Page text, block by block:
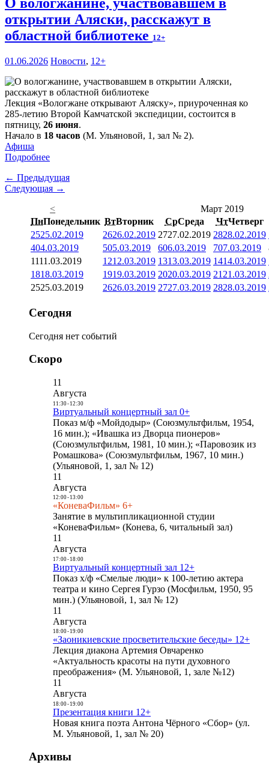
О вологжанине, участвовавшем в
открытии Аляски, расскажут в
областной библиотеке 12+
01.06.2026 Новости, 12+
Лекция «Вологжане открывают Аляску», приуроченная ко
285-летию Второй Камчатской экспедиции, состоится в
пятницу, 26 июня.
Начало в 18 часов (М. Ульяновой, 1, зал № 2).
Афиша
Подробнее
← Предыдущая
Следующая →
<
Март 2019
ПнПонедельник ВтВторник СрСреда ЧтЧетверг
2525.02.2019 2626.02.2019 2727.02.2019 2828.02.2019
404.03.2019 505.03.2019 606.03.2019 707.03.2019
1111.03.2019 1212.03.2019 1313.03.2019 1414.03.2019
1818.03.2019 1919.03.2019 2020.03.2019 21 21.03.2019
2525.03.2019 2626.03.2019 2727.03.2019 2828.03.2019
Сегодня
Сегодня нет событий
Скоро
11
Августа
11:30- 12:30
Виртуальный концертный зал 0+
Показ м/ф «Мойдодыр» (Союзмультфильм, 1954,
16 мин.); «Ивашка из Дворца пионеров»
(Союзмультфильм, 1981, 10 мин.); «Паровозик из
Ромашкова» (Союзмультфильм, 1967, 10 мин.)
(Ульяновой, 1, зал № 12)
11
Августа
12:00- 13:00
«КоневаФильм» 6+
Занятие в мультипликационной студии
«КоневаФильм» (Конева, 6, читальный зал)
11
Августа
17:00- 18:00
Виртуальный концертный зал 12+
Показ х/ф «Смелые люди» к 100-летию актера
театра и кино Сергея Гурзо (Мосфильм, 1950, 95
мин.) (Ульяновой, 1, зал № 12)
11
Августа
18:00- 19:00
«Заоникиевские просветительские беседы» 12+
Лекция диакона Артемия Овчаренко
«Актуальность красоты на пути духовного
преображения» (М. Ульяновой, 1, зале №12)
11
Августа
18:00- 19:00
Презентация книги 12+
Новая книга поэта Антона Чёрного «Сбор» (ул.
М. Ульяновой, 1, зал № 20)
Архивы